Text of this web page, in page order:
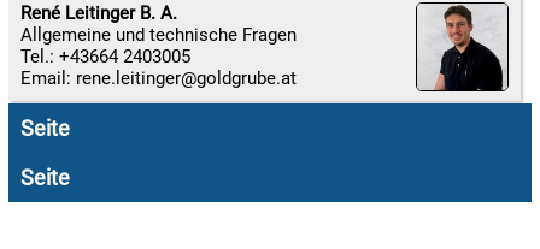

11.08:
11.08:
Chips
Aktion
René Leitinger B. A.
Allgemeine und technische Fragen
Tel.: +43664 2403005
Email: rene.leitinger
Seite
Seite